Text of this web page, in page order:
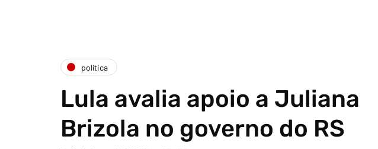
política
Lula avalia apoio a Juliana
Brizola no governo do RS